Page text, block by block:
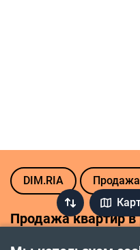
DIM.RIA
Продажа квартир в